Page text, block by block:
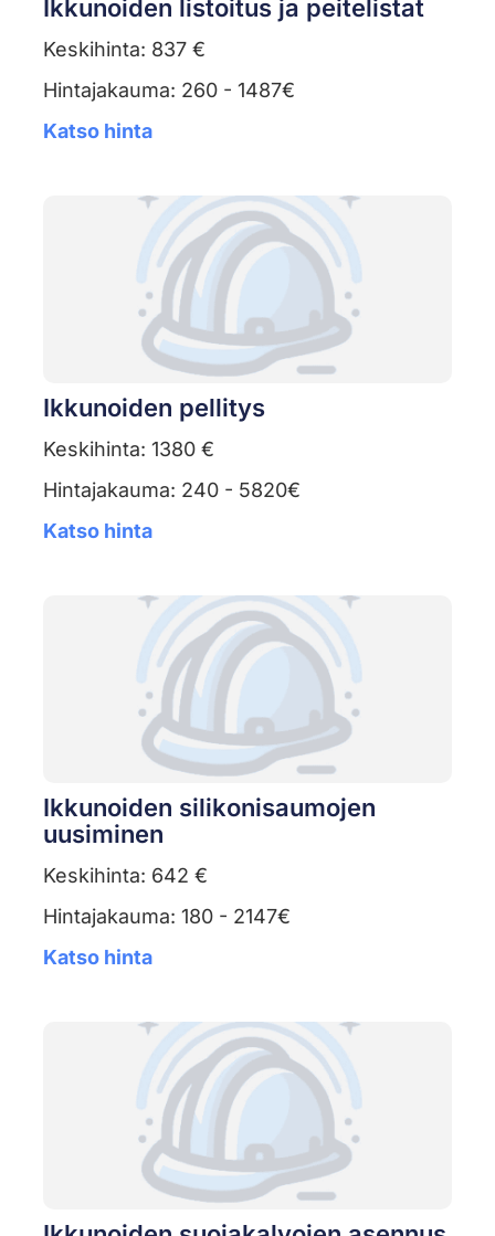
Ikkunoiden listoitus ja peitelistat
Keskihinta: 837 €
Hintajakauma: 260 - 1487€
Katso hinta
Ikkunoiden pellitys
Keskihinta: 1380 €
Hintajakauma: 240 - 5820€
Katso hinta
Ikkunoiden silikonisaumojen
uusiminen
Keskihinta: 642 €
Hintajakauma: 180 - 2147€
Katso hinta